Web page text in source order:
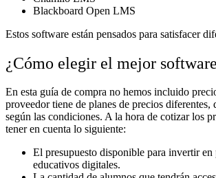
Blackboard Open LMS
Estos software están pensados para satisfacer
¿Cómo elegir el mejor
En esta guía de compra no hemos incluido
proveedor tiene de planes de precios diferentes,
según las condiciones. A la hora de cotizar los
tener en cuenta lo siguiente:
El presupuesto disponible para invertir en
educativos digitales.